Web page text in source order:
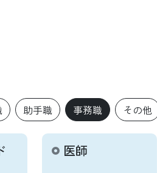
助手職 事務職 その他
医師